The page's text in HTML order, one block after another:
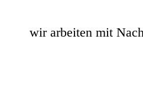
wir arbeiten mit